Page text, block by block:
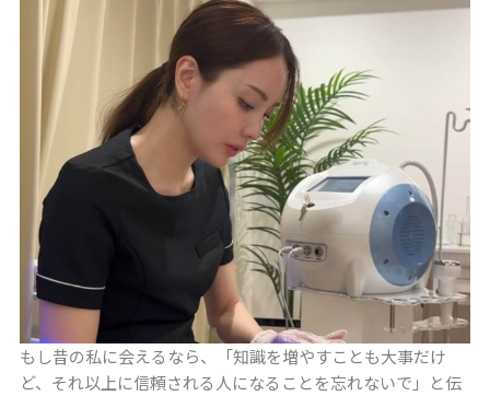
もし昔の私に会えるなら、「知識を増やすことも大事だけ
ど、それ以上に信頼される人になることを忘れないで」と伝